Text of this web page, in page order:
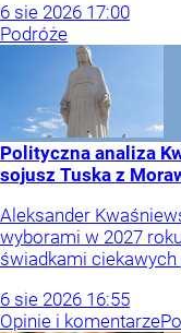
6 sie 2026 17:00
Podróże
Polityczna analiza
sojusz Tuska z
Aleksander
wyborami w 2027
świadkami
6 sie 2026 16:55
Opinie i komentarze